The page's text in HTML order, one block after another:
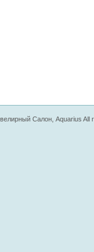
Салон, Aquarius All